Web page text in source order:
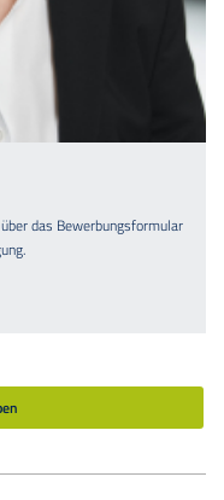
das Bewerbungsformular